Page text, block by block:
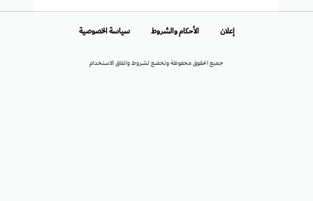
جميع الحقوق محفوظة وتخضع لشروط واتفاق الاستخدام
إعلان الأحكام والشروط سياسة الخصوصية